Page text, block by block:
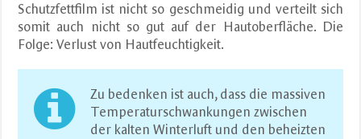
Schutzfettfilm ist nicht so geschmeidig und verteilt sich
somit auch nicht so gut auf der Hautoberfläche. Die
Folge: Verlust von Hautfeuchtigkeit.
Zu bedenken ist auch, dass die massiven
Temperaturschwankungen zwischen
der kalten Winterluft und den beheizten